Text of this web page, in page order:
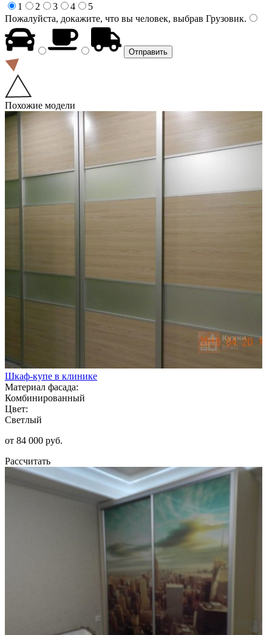
1
2 3 4
5
Пожалуйста, докажите, что вы человек, выбрав Грузовик.
Похожие модели
Шкаф-купе в клинике
Материал фасада:
Комбинированный
Цвет:
Светлый
от 84 000 руб.
Рассчитать